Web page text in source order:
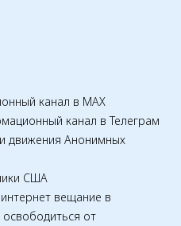
канал в MAX
канал в Телеграм
движения Анонимных
США
вещание в
от